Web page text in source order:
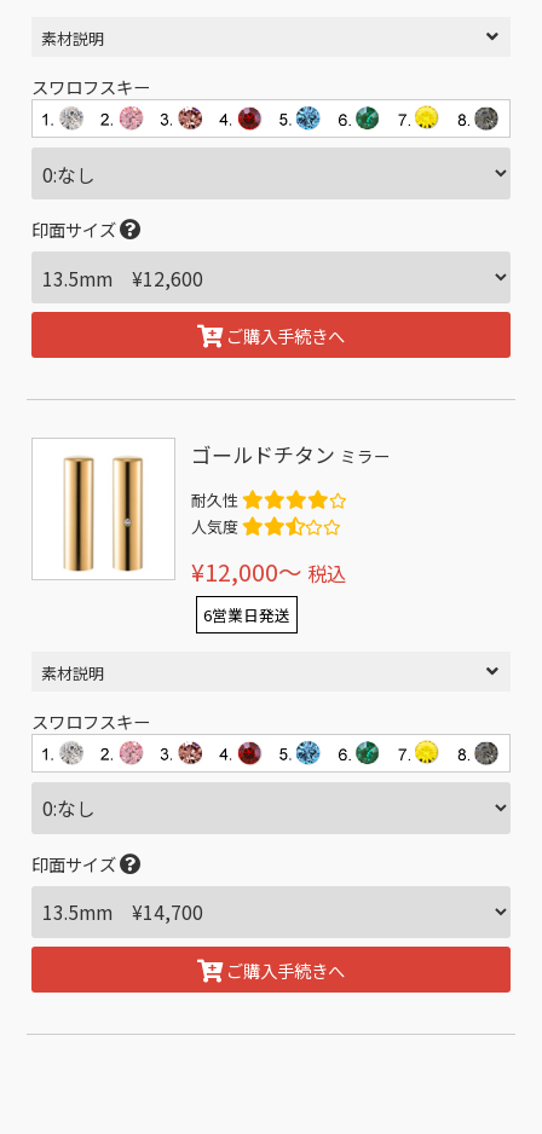
素材説明
スワロフスキー
印面サイズ
ご購入手続きへ
ゴールドチタン ミラー
耐久性
人気度
¥12,000〜 税込
6営業日発送
素材説明
スワロフスキー
印面サイズ
ご購入手続きへ